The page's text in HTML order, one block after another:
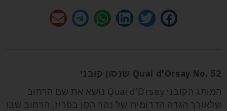
Quai d'Orsay No. 52 שנסון קובני
המותג הקובני Quai d’Orsay נושא את שם הרחוב
שלאורך הגדה הדרומית של נהר הסֵן בפריז, הרחוב שבו